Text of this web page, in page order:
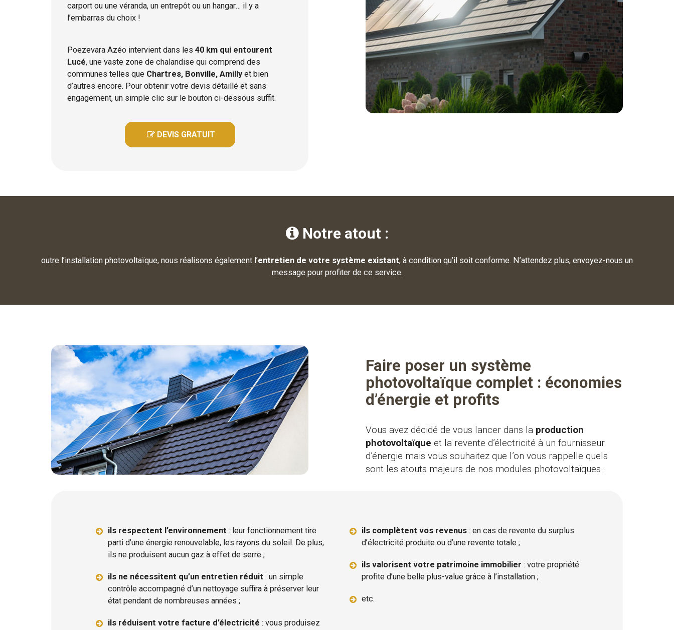
carport ou une véranda, un entrepôt ou un hangar… il y a
l’embarras du choix !
Poezevara Azéo intervient dans les 40 km qui entourent
Lucé, une vaste zone de chalandise qui comprend des
communes telles que Chartres, Bonville, Amillyet bien
d’autres encore. Pour obtenir votre devis détaillé et sans
engagement, un simple clic sur le bouton ci-dessous suffit.
 DEVIS GRATUIT
Notre atout :
outre l’installation photovoltaïque, nous réalisons également l’entretien de votre système existant, à condition qu’il soit conforme. N’attendez plus, envoyez-nous un
message pour profiter de ce service.
Faire poser un système
photovoltaïque complet : économies
d’énergie et profits
Vous avez décidé de vous lancer dans la production
photovoltaïque et la revente d’électricité à un fournisseur
d’énergie mais vous souhaitez que l’on vous rappelle quels
sont les atouts majeurs de nos modules photovoltaïques :
ils respectent l’environnement : leur fonctionnement tire
parti d’une énergie renouvelable, les rayons du soleil. De plus,
ils ne produisent aucun gaz à effet de serre ;
ils ne nécessitent qu’un entretien réduit: un simple
contrôle accompagné d’un nettoyage suffira à préserver leur
état pendant de nombreuses années ;
ils réduisent votre facture d’électricité : vous produisez
ils complètent vos revenus : en cas de revente du surplus
d’électricité produite ou d’une revente totale ;
ils valorisent votre patrimoine immobilier : votre propriété
profite d’une belle plus-value grâce à l’installation ;
etc.